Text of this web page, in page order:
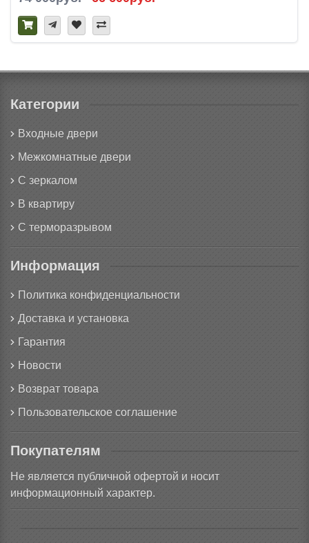
Категории
Входные двери
Межкомнатные двери
С зеркалом
В квартиру
С терморазрывом
Информация
Политика конфиденциальности
Доставка и установка
Гарантия
Новости
Возврат товара
Пользовательское соглашение
Покупателям
Не является публичной офертой и носит
информационный характер.